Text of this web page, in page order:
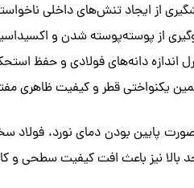
از ایجاد تنش‌های داخلی
از پوسته‌پوسته شدن و
اندازه دانه‌های فولادی و حفظ
یکنواختی قطر و کیفیت ظاهری
پایین بودن دمای نورد،
بالا نیز باعث افت کیفیت سطحی